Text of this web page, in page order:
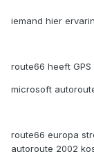
iemand hier
route66 heeft
microsoft
route66 europa
autoroute 2002